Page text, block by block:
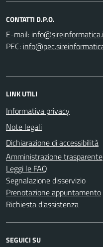
CONTATTI D.P.O.
E-mail:
PEC:
LINK UTILI
Informativa privacy
Note legali
Dichiarazione di accessibilità
Amministrazione trasparente
Leggi le FAQ
Segnalazione disservizio
Prenotazione appuntamento
Richiesta d'assistenza
SEGUICI SU